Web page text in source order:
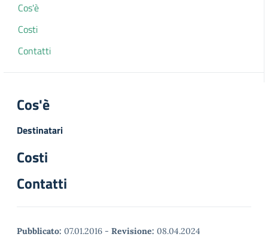
Cos'è
Costi
Contatti
Cos'è
Destinatari
Costi
Contatti
Pubblicato: 07.01.2016 - Revisione: 08.04.2024